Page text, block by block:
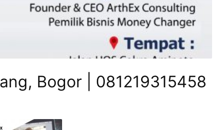
Bogor | 081219315458